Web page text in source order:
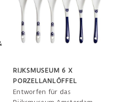
RIJKSMUSEUM 6 X
PORZELLANLÖFFEL
Entworfen für das